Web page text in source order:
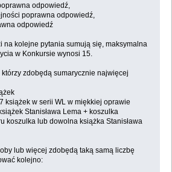
odpowiedź,
poprawna odpowiedź,
odpowiedź
na kolejne pytania sumują się, maksymalna
w Konkursie wynosi 15.
zdobędą sumarycznie najwięcej
książek w serii WL w miękkiej oprawie
Stanisława Lema + koszulka
koszulka lub dowolna książka Stanisława
lub więcej zdobędą taką samą liczbę
kolejno: